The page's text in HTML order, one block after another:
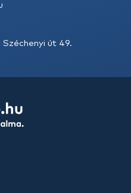
út 49.